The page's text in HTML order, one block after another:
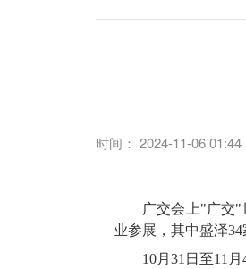
时间： 2024-11-06 01:44
广交会上"广交"
业参展，其中盛泽
10月31日至11